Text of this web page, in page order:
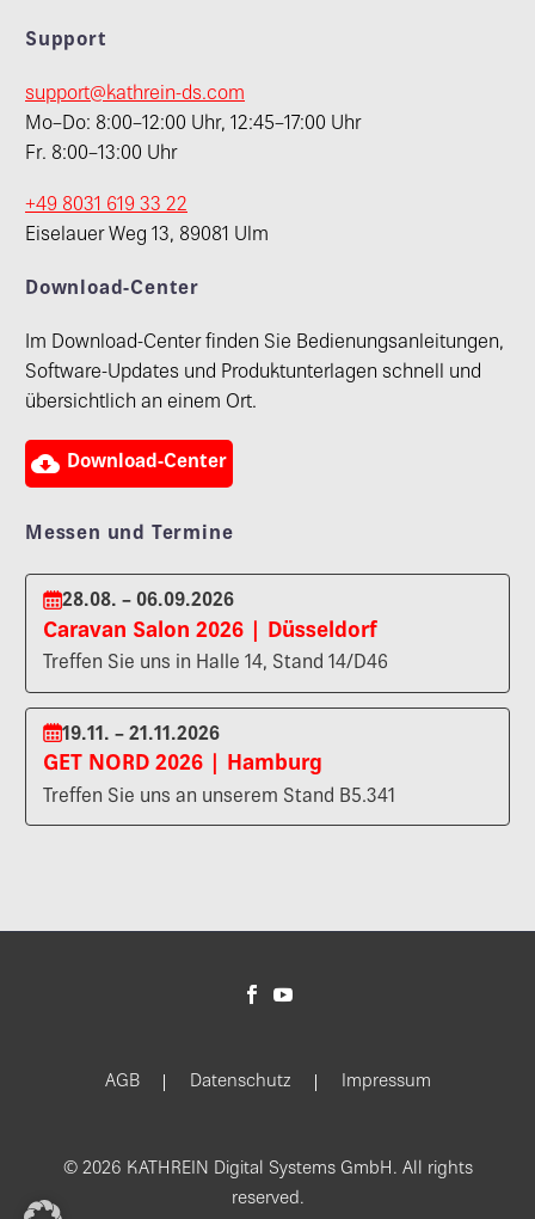
Support
support@kathrein-ds.com
Mo–Do: 8:00–12:00 Uhr, 12:45–17:00 Uhr
Fr. 8:00–13:00 Uhr
+49 8031 619 33 22
Eiselauer Weg 13, 89081 Ulm
Download-Center
Im Download-Center finden Sie Bedienungsanleitungen,
Software-Updates und Produktunterlagen schnell und
übersichtlich an einem Ort.
 Download-Center
Messen und Termine
28.08. – 06.09.2026
Caravan Salon 2026 | Düsseldorf
Treffen Sie uns in Halle 14, Stand 14/D46
19.11. – 21.11.2026
GET NORD 2026 | Hamburg
Treffen Sie uns an unserem Stand B5.341
AGB Datenschutz Impressum
© 2026 KATHREIN Digital Systems GmbH. All rights
reserved.